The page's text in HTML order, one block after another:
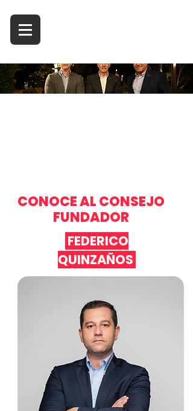
CONOCE AL CONSEJO
FUNDADOR
FEDERICO
QUINZAÑOS